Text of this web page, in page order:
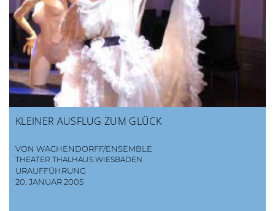
KLEINER AUSFLUG ZUM GLÜCK
VON WACHENDORFF/ENSEMBLE
THEATER THALHAUS WIESBADEN
URAUFFÜHRUNG
20. JANUAR 2005